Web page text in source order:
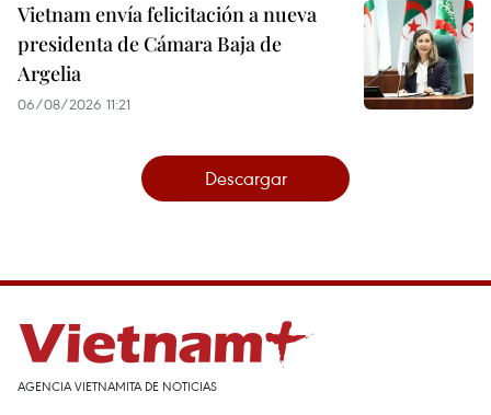
Vietnam envía felicitación a nueva
presidenta de Cámara Baja de
Argelia
06/08/2026 11:21
Descargar
AGENCIA VIETNAMITA DE NOTICIAS